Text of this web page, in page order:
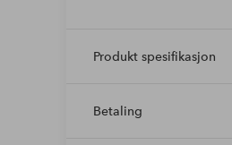
Produkt spesifikasjon
Betaling